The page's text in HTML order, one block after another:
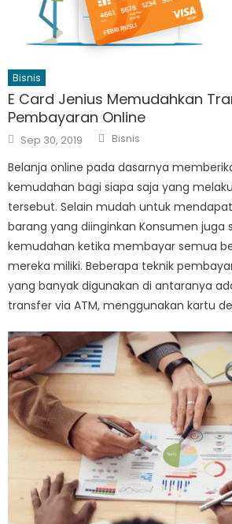
Bisnis
E Card Jenius Memudahkan
Pembayaran Online
Posted
on
Sep 30, 2019 Author
Bisnis
Belanja online pada dasarnya
kemudahan bagi siapa saja yang
tersebut. Selain mudah untuk
barang yang diinginkan Konsumen juga
kemudahan ketika membayar semua
mereka miliki. Beberapa teknik
yang banyak digunakan di antaranya
transfer via ATM, menggunakan kartu